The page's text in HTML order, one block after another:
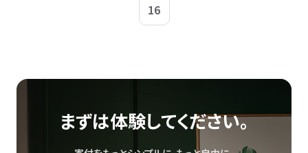
16
まずは体験してください。